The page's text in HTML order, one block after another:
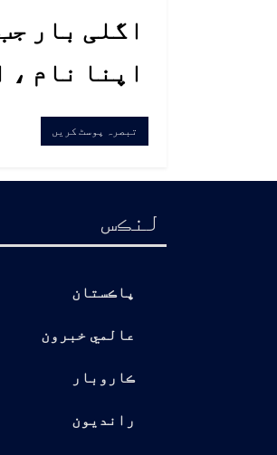
اگلی بار
اپنا نام ،
لنڪس
پاڪستان
عالمي خبرون
ڪاروبار
رانديون